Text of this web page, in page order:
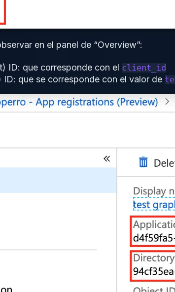
en el panel de “Overview”:
ID: que corresponde con el client_id
ID: que se corresponde con el valor de